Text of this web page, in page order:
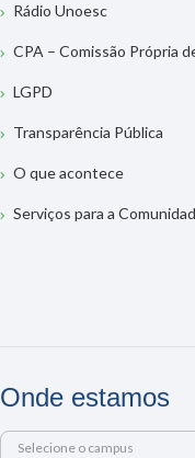
Rádio Unoesc
CPA – Comissão Própria
LGPD
Transparência Pública
O que acontece
Serviços para a
Onde estamos
Selecione o campus